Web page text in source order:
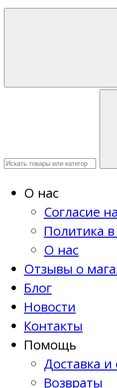
О нас
Согласие
Политика
О нас
Отзывы о
Блог
Новости
Контакты
Помощь
Доставка и
Возвраты